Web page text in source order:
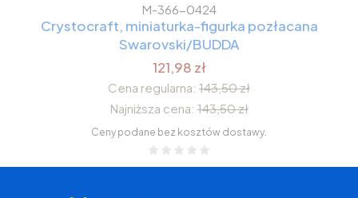
M-366-0424
Crystocraft, miniaturka-figurka pozłacana
Swarovski/BUDDA
121,98 zł
Cena regularna: 143,50 zł
Najniższa cena: 143,50 zł
Ceny podane bez kosztów dostawy.